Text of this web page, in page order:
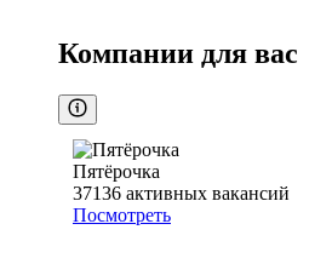
Компании для вас
Пятёрочка
37136 активных вакансий
Посмотреть